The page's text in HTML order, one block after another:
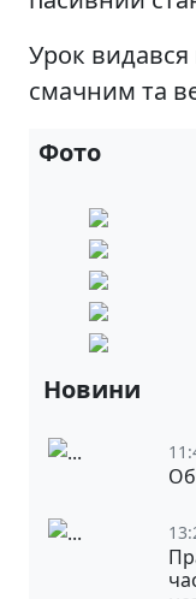
Урок видався
смачним та
Фото
Новини